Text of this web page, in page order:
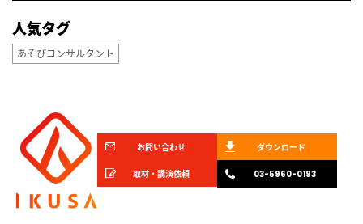
人気タグ
あそびコンサルタント
お問い合わせ ダウンロード
取材・講演依頼 03-5960-0193